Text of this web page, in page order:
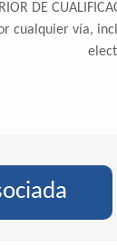
DE
cualquier vía,